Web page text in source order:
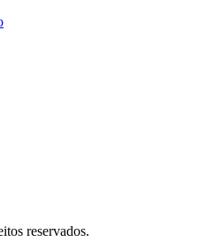
reservados.